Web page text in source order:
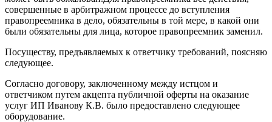
совершенные в арбитражном процессе до вступления
правопреемника в дело, обязательны в той мере, в какой они
были обязательны для лица, которое правопреемник заменил.
Посуществу, предъявляемых к ответчику требований, поясняю
следующее.
Согласно договору, заключенному между истцом и
ответчиком путем акцепта публичной оферты на оказание
услуг ИП Иванову К.В. было предоставлено следующее
оборудование.